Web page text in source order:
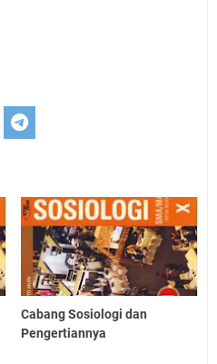
Cabang Sosiologi dan
Pengertiannya